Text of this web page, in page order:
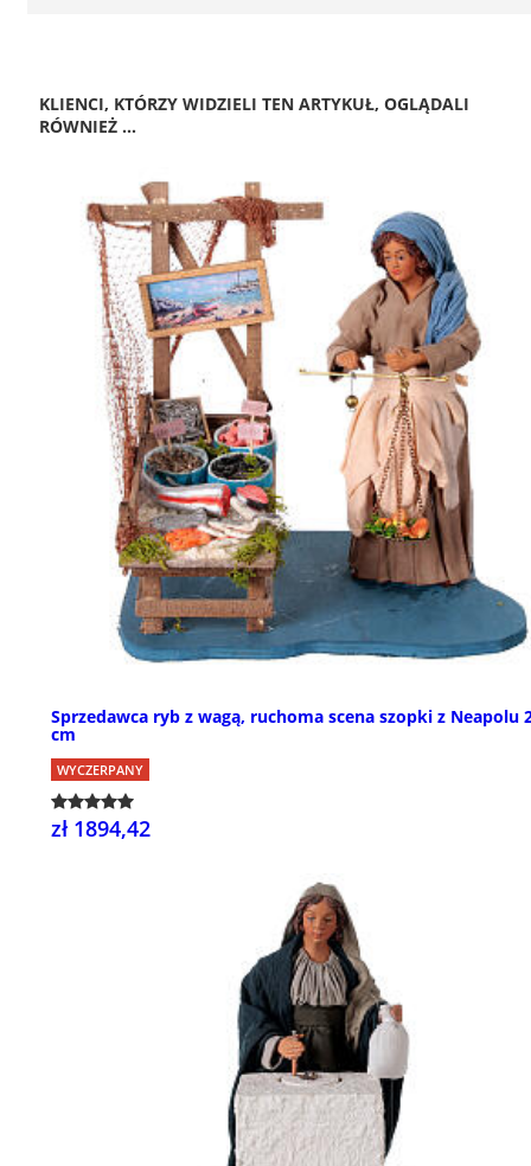
KLIENCI, KTÓRZY WIDZIELI TEN ARTYKUŁ, OGLĄDALI
RÓWNIEŻ ...
Sprzedawca ryb z wagą, ruchoma scena szopki z Neapolu
cm
WYCZERPANY
zł 1894,42